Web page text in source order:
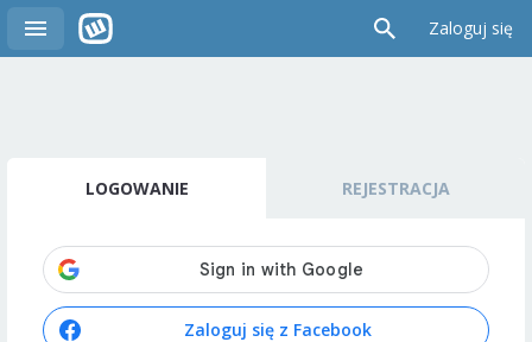
Zaloguj się
LOGOWANIE REJESTRACJA
Zaloguj się z Facebook